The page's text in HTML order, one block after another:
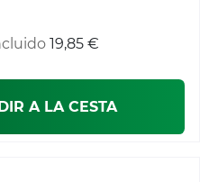
19,85 €
A LA CESTA